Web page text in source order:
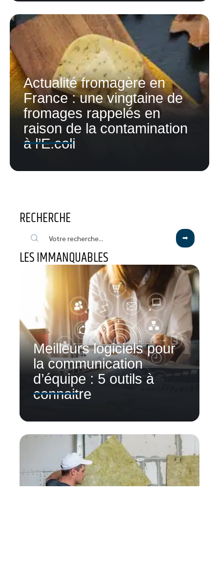
Actualité fromagère en
France : une vingtaine de
fromages rappelés en
raison de la contamination
à l’E.coli
RECHERCHE
LES IMMANQUABLES
Meilleurs logiciels pour
la communication
d’équipe : 5 outils à
connaitre